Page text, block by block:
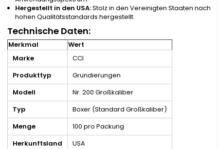
Hergestellt in den USA:Stolz in den Vereinigten Staaten nach
hohen Qualitätsstandards hergestellt.
Technische Daten:
Merkmal
Wert
Marke
CCI
Produkttyp
Grundierungen
Modell
Nr. 200 Großkaliber
Typ
Boxer (Standard Großkaliber)
Menge
100 pro Packung
Herkunftsland
USA